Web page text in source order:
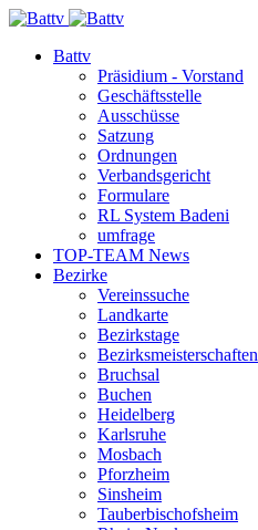
Battv
Präsidium - Vorstand
Geschäftsstelle
Ausschüsse
Satzung
Ordnungen
Verbandsgericht
Formulare
RL System Badeni
umfrage
TOP-TEAM News
Bezirke
Vereinssuche
Landkarte
Bezirkstage
Bezirksmeisterschaften
Bruchsal
Buchen
Heidelberg
Karlsruhe
Mosbach
Pforzheim
Sinsheim
Tauberbischofsheim